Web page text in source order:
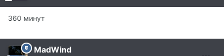
360 минут
MadWind